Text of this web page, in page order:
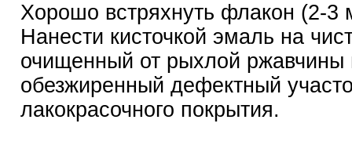
Хорошо встряхнуть флакон (2‑3
Нанести кисточкой эмаль на
очищенный от рыхлой ржавчины
обезжиренный дефектный
лакокрасочного покрытия.